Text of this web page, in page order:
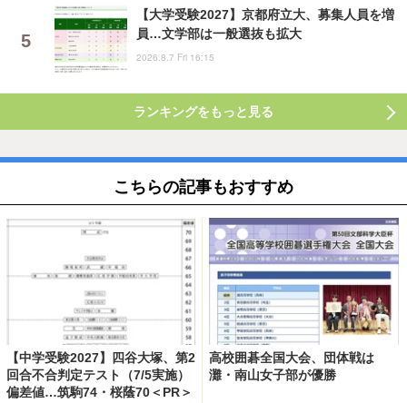
【大学受験2027】京都府立大、募集人員を増
員…文学部は一般選抜も拡大
2026.8.7 Fri 16:15
ランキングをもっと見る
こちらの記事もおすすめ
【中学受験2027】四谷大塚、第2
回合不合判定テスト（7/5実施）
偏差値…筑駒74・桜蔭70＜PR＞
高校囲碁全国大会、団体戦は
灘・南山女子部が優勝